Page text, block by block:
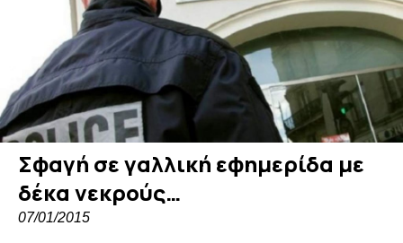
Σφαγή σε γαλλική εφημερίδα με
δέκα νεκρούς…
07/01/2015